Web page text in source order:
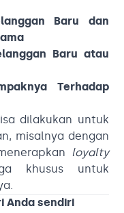
Baru dan
Baru atau
Terhadap
dilakukan untuk
misalnya dengan
loyalty
khusus untuk
Anda sendiri